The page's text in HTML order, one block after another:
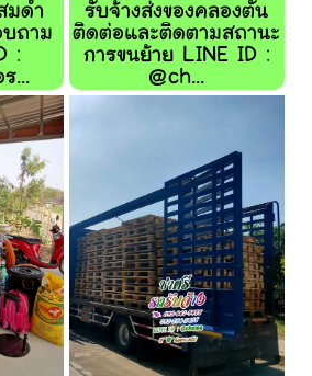
มดำ
ถาม
:
...
รับจ้างส่งของคลองตัน
ติดต่อและติดตามสถานะ
การขนย้าย LINE ID :
@ch...